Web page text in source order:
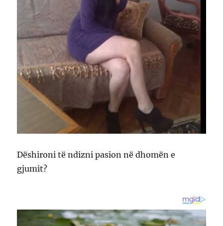
Dëshironi të ndizni pasion në dhomën e
gjumit?